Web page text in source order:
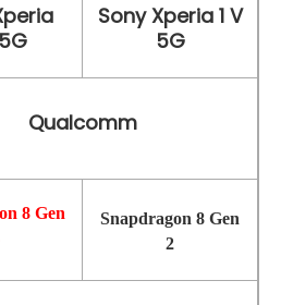
Sony Xperia 1 V
5G
Qualcomm
8 Gen
Snapdragon 8 Gen
2